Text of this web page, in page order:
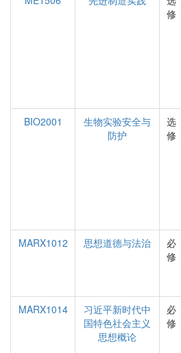
修
BIO2001
生物实验安全与
防护
选
修
MARX1012
思想道德与法治
必
修
MARX1014
习近平新时代中
国特色社会主义
思想概论
必
修